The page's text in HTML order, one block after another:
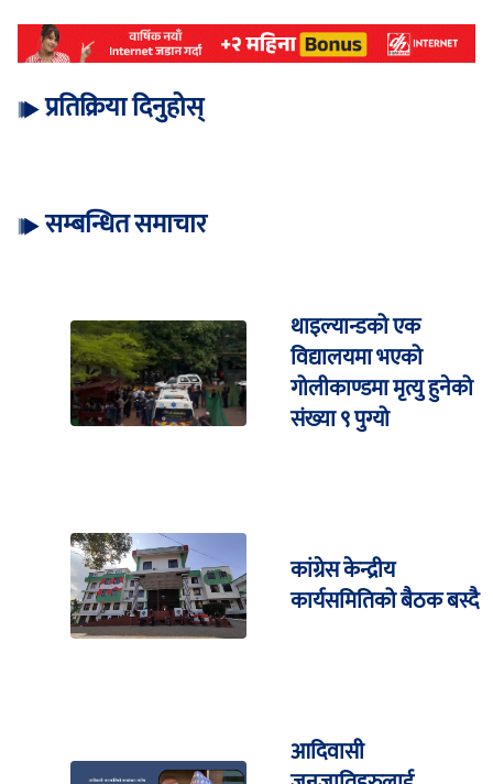
प्रतिक्रिया दिनुहोस्
सम्बन्धित समाचार
थाइल्यान्डको एक
विद्यालयमा भएको
गोलीकाण्डमा मृत्यु हुनेको
संख्या ९ पुग्यो
कांग्रेस केन्द्रीय
कार्यसमितिको बैठक बस्दै
आदिवासी